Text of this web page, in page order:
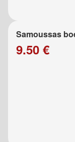
Samoussas
9.50 €